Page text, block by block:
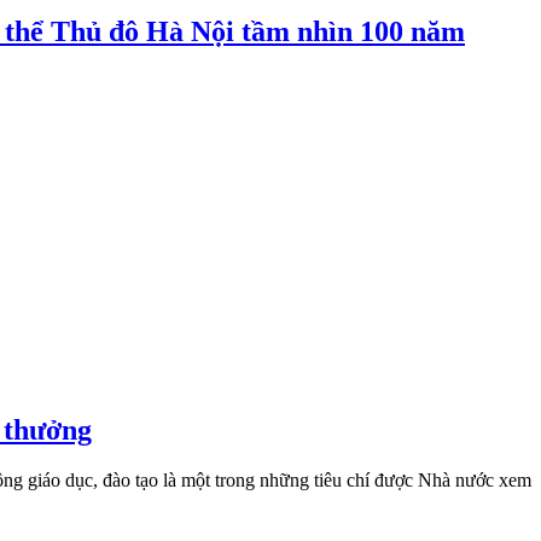
Thủ đô Hà Nội tầm nhìn 100 năm
giáo dục, đào tạo là một trong những tiêu chí được Nhà nước xem